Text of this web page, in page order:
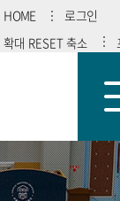
HOME 로그인
확대 RESET축소